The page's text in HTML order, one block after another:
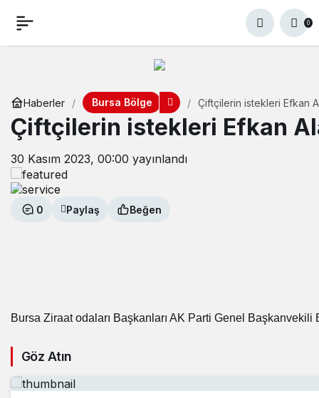
0
Haberler Bursa Bölge Çiftçilerin istekleri Efkan
Çiftçilerin istekleri Efkan
30 Kasım 2023, 00:00 yayınlandı
0 Paylaş Beğen
Bursa Ziraat odaları Başkanları AK Parti Genel
Göz Atın